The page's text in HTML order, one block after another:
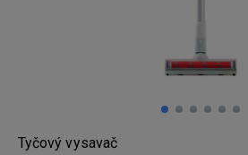
Tyčový vysavač